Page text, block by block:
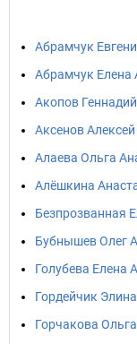
Абрамчук
Абрамчук Елена
Акопов
Аксенов
Алаева Ольга
Алёшкина
Безпрозванная
Бубнышев Олег
Голубева Елена
Гордейчик
Горчакова